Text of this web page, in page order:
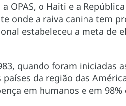
a OPAS, o Haiti e a
onde a raiva canina tem
estabeleceu a meta de
quando foram iniciadas
países da região das
em humanos e em 98%